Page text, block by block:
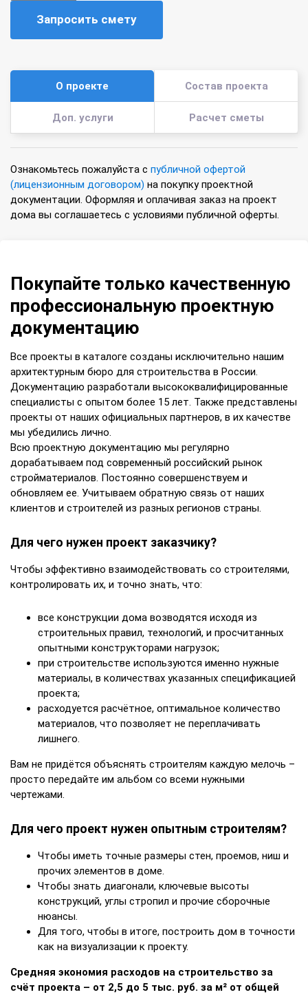
Запросить смету
О проекте Состав проекта
Доп. услуги Расчет сметы
Ознакомьтесь пожалуйста с публичной офертой
(лицензионным договором) на покупку проектной
документации. Оформляя и оплачивая заказ на проект
дома вы соглашаетесь с условиями публичной оферты.
Покупайте только качественную
профессиональную проектную
документацию
Все проекты в каталоге созданы исключительно нашим
архитектурным бюро для строительства в России.
Документацию разработали высококвалифицированные
специалисты с опытом более 15 лет. Также представлены
проекты от наших официальных партнеров, в их качестве
мы убедились лично.
Всю проектную документацию мы регулярно
дорабатываем под современный российский рынок
стройматериалов. Постоянно совершенствуем и
обновляем ее. Учитываем обратную связь от наших
клиентов и строителей из разных регионов страны.
Для чего нужен проект заказчику?
Чтобы эффективно взаимодействовать со строителями,
контролировать их, и точно знать, что:
все конструкции дома возводятся исходя из
строительных правил, технологий, и просчитанных
опытными конструкторами нагрузок;
при строительстве используются именно нужные
материалы, в количествах указанных спецификацией
проекта;
расходуется расчётное, оптимальное количество
материалов, что позволяет не переплачивать
лишнего.
Вам не придётся объяснять строителям каждую мелочь –
просто передайте им альбом со всеми нужными
чертежами.
Для чего проект нужен опытным строителям?
Чтобы иметь точные размеры стен, проемов, ниш и
прочих элементов в доме.
Чтобы знать диагонали, ключевые высоты
конструкций, углы стропил и прочие сборочные
нюансы.
Для того, чтобы в итоге, построить дом в точности
как на визуализации к проекту.
Средняя экономия расходов на строительство за
счёт проекта – от 2,5 до 5 тыс. руб. за м² от общей